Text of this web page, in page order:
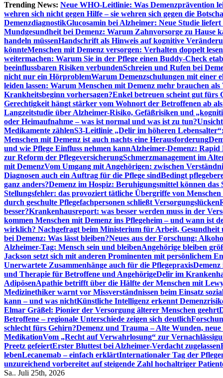
Trending News: Neue WHO-Leitlinie: Was Demenzprävention
wehren sich nicht gegen Hilfe – sie wehren sich gegen die
DemenzdiagnostikGlucosamin bei Alzheimer: Neue Studie
Mundgesundheit bei Demenz: Warum Zahnvorsorge zu Hause
handeln müssenHandschrift als Hinweis auf kognitive
könnteMenschen mit Demenz versorgen: Verhalten doppelt lesen
weitermachen: Warum Sie in der Pflege einen Buddy-Check
beeinflussbaren Risiken verbundenSchreien und Rufen bei
nicht nur ein HörproblemWarum Demenzschulungen mit einer
leiden lassen: Warum Menschen mit Demenz mehr brauchen als
Krankheitsbeginn vorhersagen?Enkel betreuen scheint gut fürs
Gerechtigkeit hängt stärker vom Wohnort der Betroffenen ab
Langzeitstudie über Alzheimer-Risiko, Gefäßrisiken und
oder Heimaufnahme – was ist normal und was ist zu tun?
Medikamente zählenS3-Leitlinie „Delir im höheren
Menschen mit Demenz ist auch nachts eine Herausforderung
und wie Pflege Einfluss nehmen kannAlzheimer-Demenz:
zur Reform der PflegeversicherungSchmerzmanagement im
mit DemenzVom Umgang mit Angehörigen: zwischen
Diagnosen auch ein Auftrag für die Pflege sindBedingt
ganz anders?Demenz im Hospiz: Beruhigungsmittel können das
Stellungsfehler: das provoziert tätliche Übergriffe von Menschen
durch geschulte Pflegefachpersonen schließt Versorgungslücken
besser?Krankenhausreport: was besser werden muss in der
kommen Menschen mit Demenz ins Pflegeheim – und wann ist
wirklich? Nachgefragt beim Ministerium für Arbeit, Gesundheit
bei Demenz: Was lässt bleiben?Neues aus der Forschung:
Alzheimer-Tag: Mensch sein und bleibenAngehörige bleiben
Jackson setzt sich mit anderen Prominenten mit persönlichem
Unerwartete Zusammenhänge auch für die Pflegepraxis
und Therapie für Betroffene und AngehörigeDelir im
AdipösenApathie betrifft über die Hälfte der Menschen mit
Medizinethiker warnt vor Missverständnissen beim Einsatz
kann – und was nichtKünstliche Intelligenz erkennt
Elmar Gräßel: Pionier der Versorgung älterer Menschen geehrt
Betroffene – regionale Unterschiede zeigen sich deutlich
schlecht fürs Gehirn?Demenz und Trauma – Alte Wunden,
MedikationVom „Recht auf Verwahrlosung“ zur
Preetz gefeiertErster Bluttest bei Alzheimer-Verdacht zugelassen
lebenLecanemab – einfach erklärtInternationaler Tag der
unzureichend vorbereitet auf steigende Zahl hochaltriger
Sa.. Juli 25th, 2026